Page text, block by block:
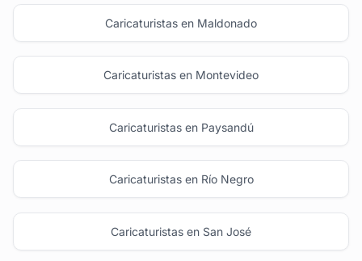
Caricaturistas en Maldonado
Caricaturistas en Montevideo
Caricaturistas en Paysandú
Caricaturistas en Río Negro
Caricaturistas en San José